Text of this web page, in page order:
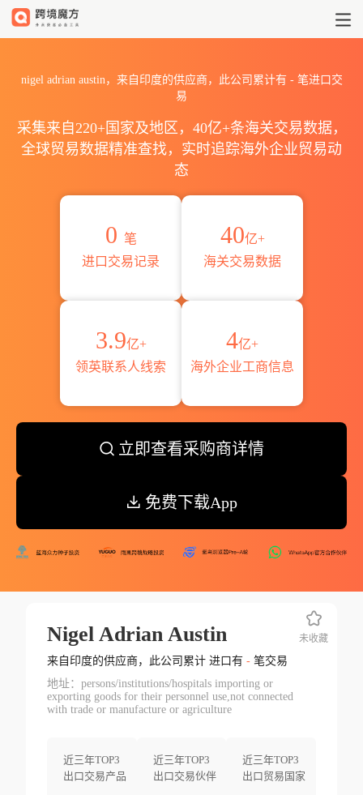
nigel adrian austin，来自印度的供应商，此公司累计有 -笔进口交
易
采集来自220+国家及地区，40亿+条海关交易数据，
全球贸易数据精准查找，实时追踪海外企业贸易动
态
0 笔
进口交易记录
40亿+
海关交易数据
3.9亿+
领英联系人线索
4亿+
海外企业工商信息
立即查看采购商详情
免费下载App
Nigel Adrian Austin
来自印度的供应商，此公司累计 进口有 -笔交易
地址：persons/institutions/hospitals importing or
exporting goods for their personnel use,not connected
with trade or manufacture or agriculture
近三年TOP3
出口交易产品
近三年TOP3
出口交易伙伴
近三年TOP3
出口贸易国家
未收藏